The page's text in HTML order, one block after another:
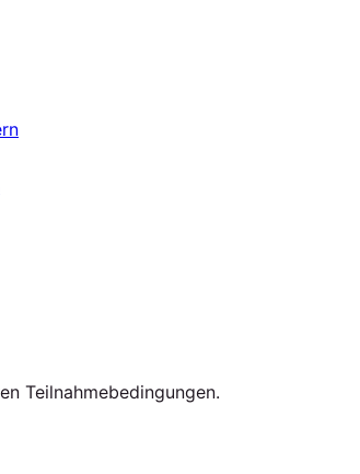
Teilnahmebedingungen.